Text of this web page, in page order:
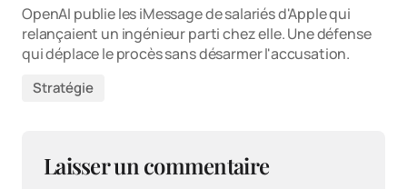
OpenAI publie les iMessage de salariés d'Apple qui
relançaient un ingénieur parti chez elle. Une défense
qui déplace le procès sans désarmer l'accusation.
Stratégie
Laisser un commentaire